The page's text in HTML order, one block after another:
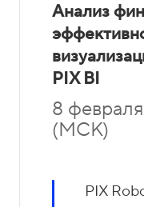
Анализ
PIX BI
8
(МСК)
PIX